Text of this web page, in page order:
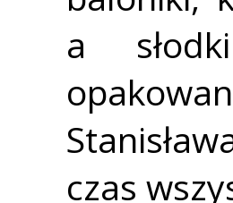
a
czas